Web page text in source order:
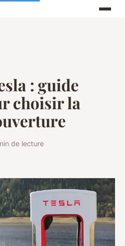
: guide
choisir la
de lecture